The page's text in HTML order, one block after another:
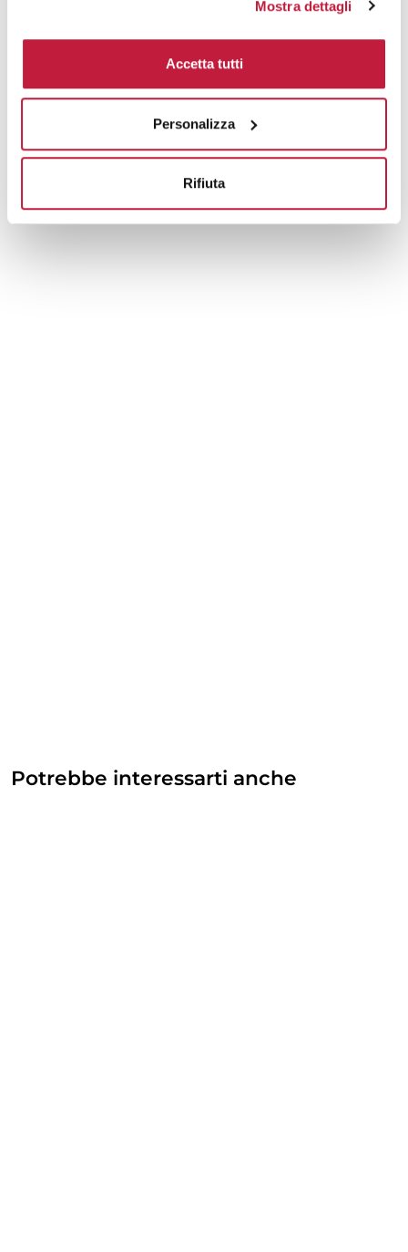
Mostra dettagli
Accetta tutti
Personalizza
Rifiuta
Tecniche di stampa
Domande e risposte
Prodotti alternativi
Potrebbe interessarti anche